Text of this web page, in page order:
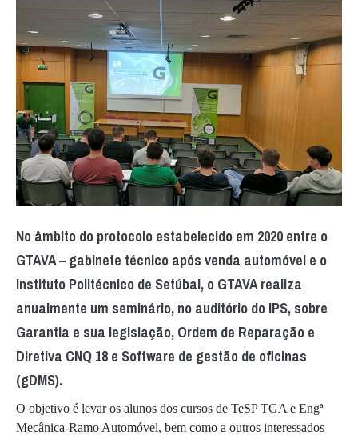
No âmbito do protocolo estabelecido em 2020 entre o
GTAVA – gabinete técnico após venda automóvel e o
Instituto Politécnico de Setúbal, o GTAVA realiza
anualmente um seminário, no auditório do IPS, sobre
Garantia e sua legislação, Ordem de Reparação e
Diretiva CNQ 18 e Software de gestão de oficinas
(gDMS).
O objetivo é levar os alunos dos cursos de TeSP TGA e Engª
Mecânica-Ramo Automóvel, bem como a outros interessados